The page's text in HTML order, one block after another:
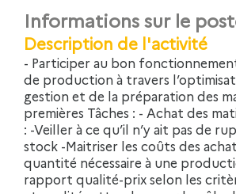
yay/jobs
Informations sur le
Description de l'activité
- Participer au bon fonctionnement de la chaine
de production à travers
gestion et de la préparation des
premières Tâches : - Achat des
: -Veiller à ce qu’il n’y ait pas de
stock -Maitriser les coûts des
quantité nécessaire à une
rapport qualité-prix selon les